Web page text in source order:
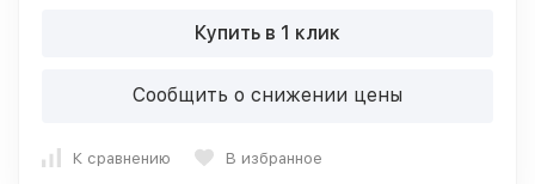
Купить в 1 клик
Сообщить о снижении цены
К сравнению В избранное